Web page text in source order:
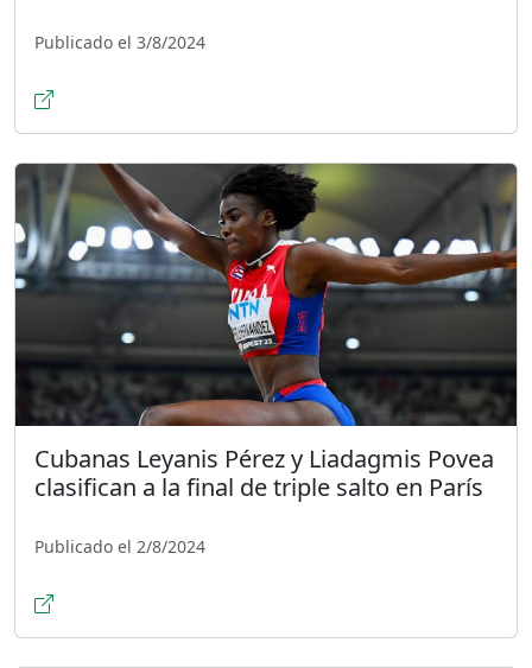
Publicado el 3/8/2024
Cubanas Leyanis Pérez y Liadagmis Povea
clasifican a la final de triple salto en París
Publicado el 2/8/2024